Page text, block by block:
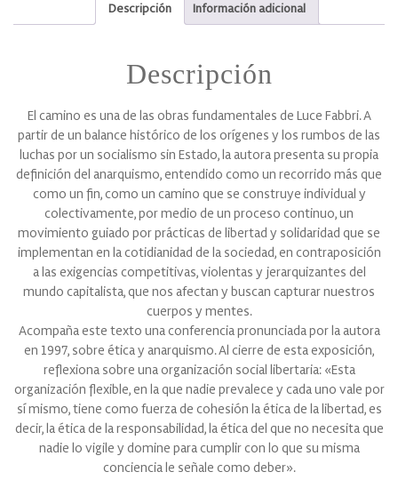
Descripción Información adicional
Descripción
El camino es una de las obras fundamentales de Luce Fabbri. A
partir de un balance histórico de los orígenes y los rumbos de las
luchas por un socialismo sin Estado, la autora presenta su propia
definición del anarquismo, entendido como un recorrido más que
como un fin, como un camino que se construye individual y
colectivamente, por medio de un proceso continuo, un
movimiento guiado por prácticas de libertad y solidaridad que se
implementan en la cotidianidad de la sociedad, en contraposición
a las exigencias competitivas, violentas y jerarquizantes del
mundo capitalista, que nos afectan y buscan capturar nuestros
cuerpos y mentes.
Acompaña este texto una conferencia pronunciada por la autora
en 1997, sobre ética y anarquismo. Al cierre de esta exposición,
reflexiona sobre una organización social libertaria: «Esta
organización flexible, en la que nadie prevalece y cada uno vale por
sí mismo, tiene como fuerza de cohesión la ética de la libertad, es
decir, la ética de la responsabilidad, la ética del que no necesita que
nadie lo vigile y domine para cumplir con lo que su misma
conciencia le señale como deber».